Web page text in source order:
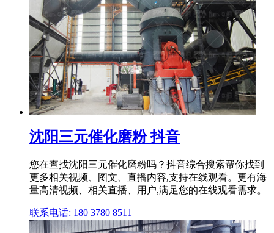
沈阳三元催化磨粉 抖音
您在查找沈阳三元催化磨粉吗？抖音综合搜索帮你找到
更多相关视频、图文、直播内容,支持在线观看。更有海
量高清视频、相关直播、用户,满足您的在线观看需求。
联系电话: 180 3780 8511